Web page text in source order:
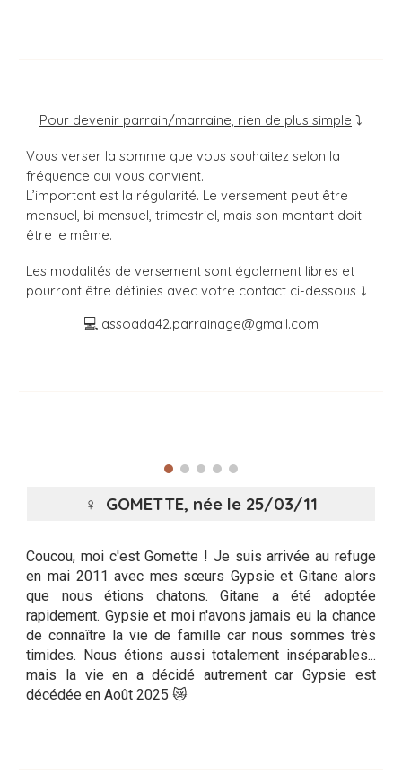
Pour devenir parrain/marraine, rien de plus simple ⤵
Vous verser la somme que vous souhaitez selon la
fréquence qui vous convient.
L’important est la régularité. Le versement peut être
mensuel, bi mensuel, trimestriel, mais son montant doit
être le même.
Les modalités de versement sont également libres et
pourront être définies avec votre contact ci-dessous ⤵
💻 assoada42.parrainage@gmail.com
♀ GOMETTE, née le 25/03/11
Coucou, moi c'est Gomette ! Je suis arrivée au refuge
en mai 2011 avec mes sœurs Gypsie et Gitane alors
que nous étions chatons. Gitane a été adoptée
rapidement. Gypsie et moi n'avons jamais eu la chance
de connaître la vie de famille car nous sommes très
timides. Nous étions aussi totalement inséparables...
mais la vie en a décidé autrement car Gypsie est
décédée en Août 2025 😿